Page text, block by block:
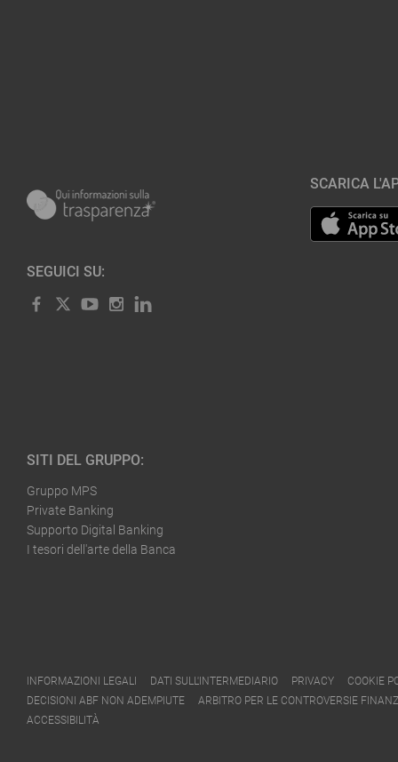
SEGUICI SU:
SCARICA
SITI DEL GRUPPO:
Gruppo MPS
Private Banking
Supporto Digital Banking
I tesori dell'arte della Banca
INFORMAZIONI LEGALI DATI SULL'INTERMEDIARIO PRIVACY COOKIE
DECISIONI ABF NON ADEMPIUTE
ARBITRO PER LE CONTROVERSIE
ACCESSIBILITÀ